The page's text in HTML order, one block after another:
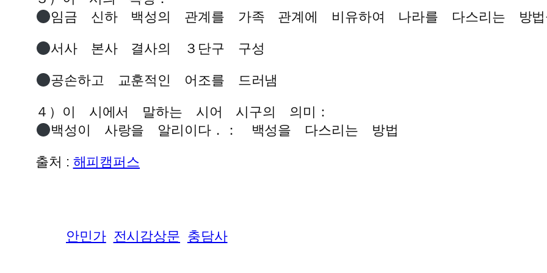
임금 신하 백성의 관계를 가족 관계에 비유하여 나라를 다스리는 방법
서사 본사 결사의 ３단구 구성
공손하고 교훈적인 어조를 드러냄
４）이 시에서 말하는 시어 시구의 의미：
백성이 사랑을 알리이다．： 백성을 다스리는 방법
출처 : 해피캠퍼스
안민가 전시감상문 충담사